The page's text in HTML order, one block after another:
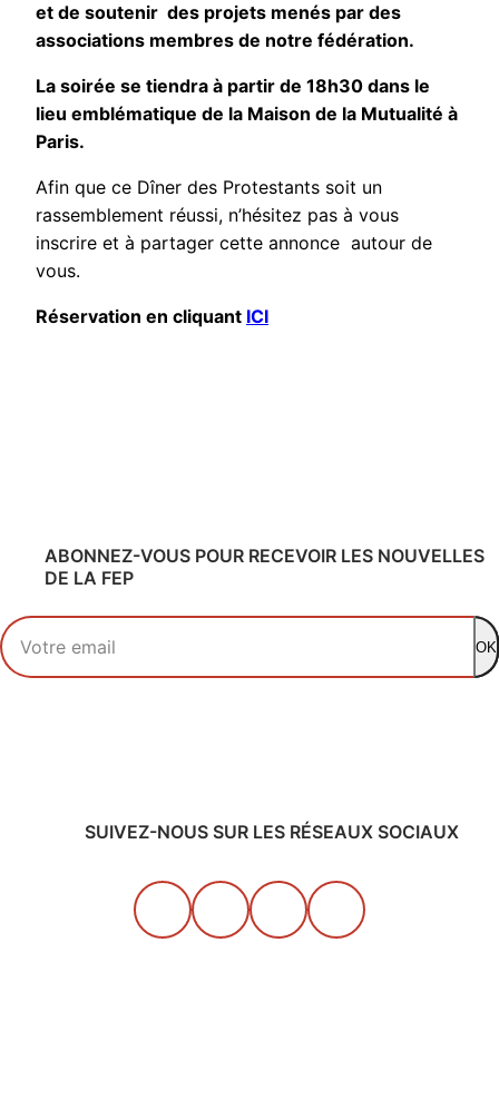
et de soutenir des projets menés par des
associations membres de notre fédération.
La soirée se tiendra à partir de 18h30 dans le
lieu emblématique de la Maison de la Mutualité à
Paris.
Afin que ce Dîner des Protestants soit un
rassemblement réussi, n’hésitez pas à vous
inscrire et à partager cette annonce autour de
vous.
Réservation en cliquant ICI
ABONNEZ-VOUS POUR RECEVOIR LES NOUVELLES
DE LA FEP
Votre adresse email
OK
SUIVEZ-NOUS SUR LES RÉSEAUX SOCIAUX